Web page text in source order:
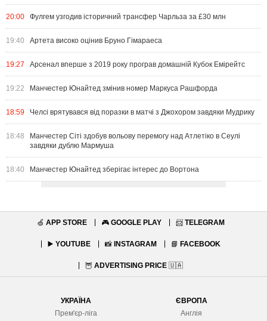
20:00 Фулгем узгодив історичний трансфер Чарльза за £30 млн
19:40 Артета високо оцінив Бруно Гімараеса
19:27 Арсенал вперше з 2019 року програв домашній Кубок Емірейтс
19:22 Манчестер Юнайтед змінив номер Маркуса Рашфорда
18:59 Челсі врятувався від поразки в матчі з Джохором завдяки Мудрику
18:48
Манчестер Сіті здобув вольову перемогу над Атлетіко в Сеулі
завдяки дублю Мармуша
18:40 Манчестер Юнайтед зберігає інтерес до Вортона
🍏 APP STORE 🎮 GOOGLE PLAY 📨 TELEGRAM
▶️ YOUTUBE 📸 INSTAGRAM 📘 FACEBOOK
🦉 ADVERTISING PRICE 🇺🇦
УКРАЇНА
Прем'єр-ліга
ЄВРОПА
Англія